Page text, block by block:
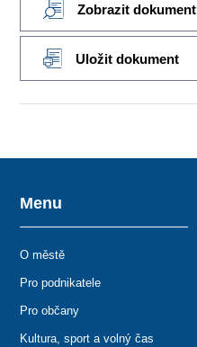
Zobrazit dokument
Uložit dokument
Menu
O městě
Pro podnikatele
Pro občany
Kultura, sport a volný čas